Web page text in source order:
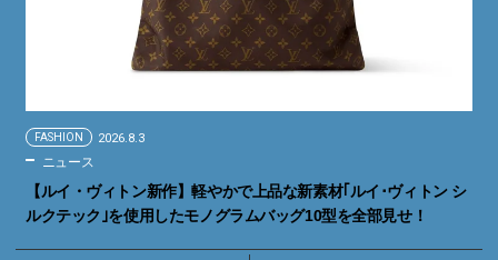
FASHION 2026.8.3
ニュース
【ルイ・ヴィトン新作】軽やかで上品な新素材｢ルイ･ヴィトン シ
ルクテック｣を使用したモノグラムバッグ10型を全部見せ！